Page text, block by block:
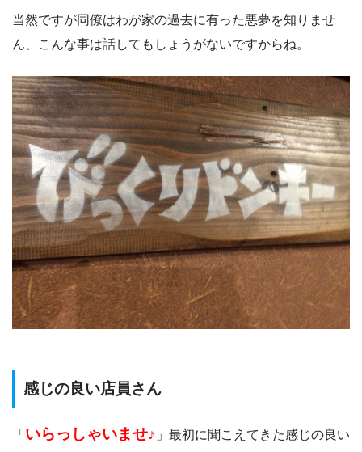
当然ですが同僚はわが家の過去に有った悪夢を知りませ
ん、こんな事は話してもしょうがないですからね。
感じの良い店員さん
「 いらっしゃいませ♪ 」最初に聞こえてきた感じの良い